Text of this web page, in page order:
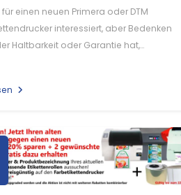
einen neuen Primera oder DTM
interessiert, aber Bedenken
Haltbarkeit oder Garantie hat,